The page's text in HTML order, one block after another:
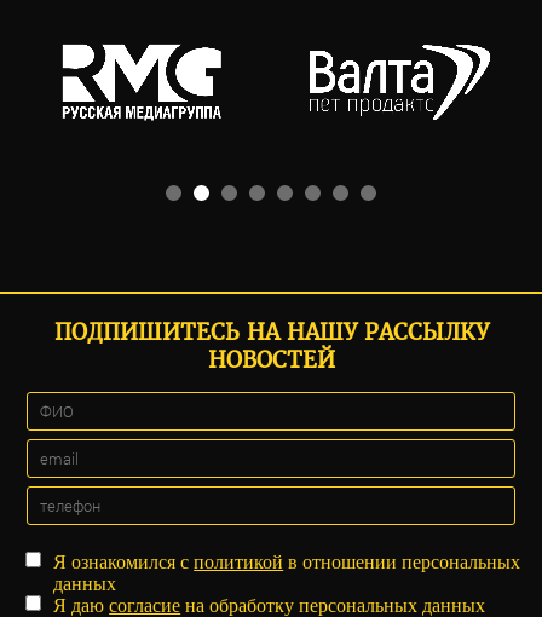
ПОДПИШИТЕСЬ НА НАШУ РАССЫЛКУ
НОВОСТЕЙ
Я ознакомился сполитикой в отношении персональных
данных
Я даюсогласие на обработку персональных данных